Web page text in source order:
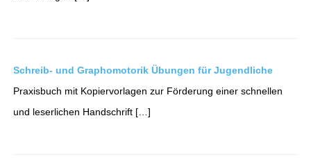
Schreib- und Graphomotorik Übungen für Jugendliche
Praxisbuch mit Kopiervorlagen zur Förderung einer schnellen
und leserlichen Handschrift […]